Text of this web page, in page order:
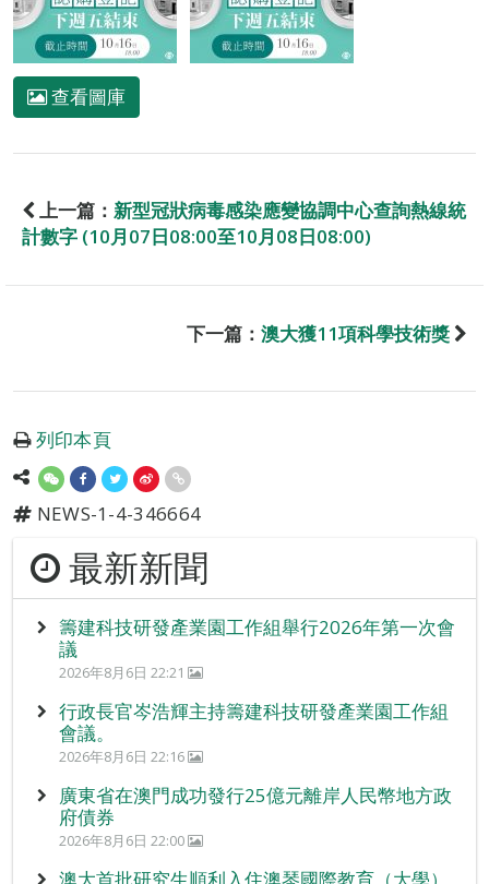
查看圖庫
上一篇： 新型冠狀病毒感染應變協調中心查詢熱線統
計數字 (10月07日08:00至10月08日08:00)
下一篇： 澳大獲11項科學技術獎
列印本頁
NEWS-1-4-346664
最新新聞
籌建科技研發產業園工作組舉行2026年第一次會
議
2026年8月6日 22:21
行政長官岑浩輝主持籌建科技研發產業園工作組
會議。
2026年8月6日 22:16
廣東省在澳門成功發行25億元離岸人民幣地方政
府債券
2026年8月6日 22:00